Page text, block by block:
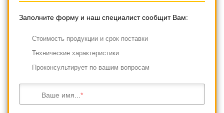
Заполните форму и наш специалист сообщит Вам:
Cтоимость продукции и срок поставки
Технические характеристики
Проконсультирует по вашим вопросам
Ваше имя...